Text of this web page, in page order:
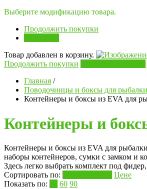
Выберите модификацию товара.
Продолжить покупки
Товар добавлен в корзину.
Продолжить покупки
Главная /
Поводочницы и боксы для рыбалки
Контейнеры и боксы из EVA для
Контейнеры и
Контейнеры и боксы из EVA для
наборы контейнеров, сумки с замком и
Здесь легко выбрать комплект под
Сортировать по:
Цене
Показать по:
60 90